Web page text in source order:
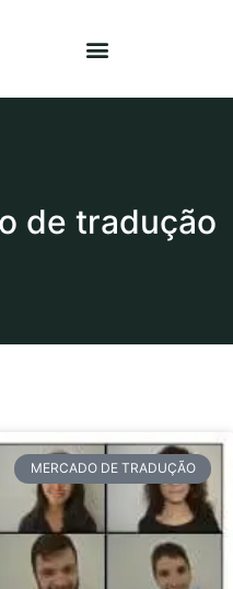
de tradução
MERCADO DE TRADUÇÃO